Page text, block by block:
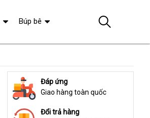
Đáp ứng
Giao hàng toàn quốc
Đổi trả hàng
Búp bê